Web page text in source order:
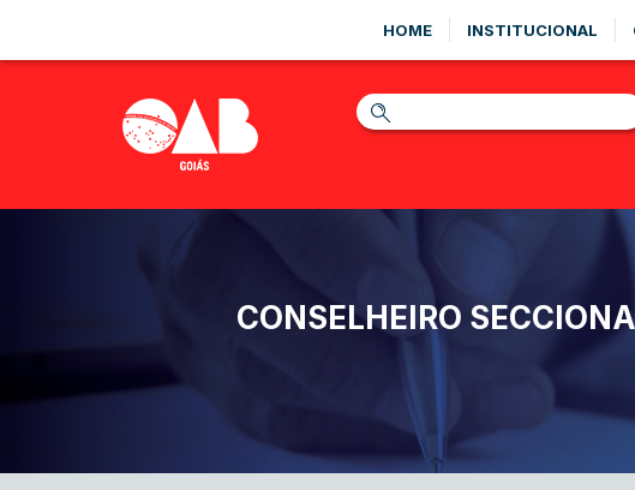
HOME INSTITUCIONAL
CONSELHEIRO